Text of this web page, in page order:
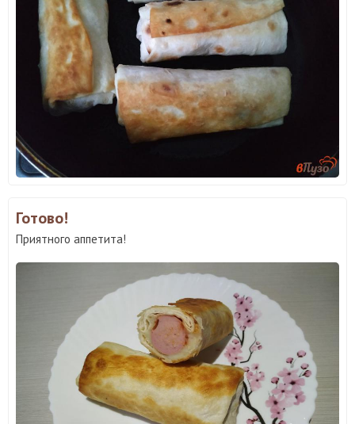
Готово!
Приятного аппетита!